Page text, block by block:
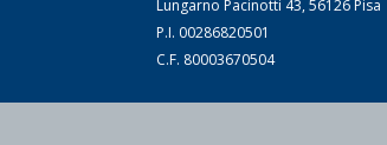
Lungarno Pacinotti 43, 56126 Pisa
P.I. 00286820501
C.F. 80003670504